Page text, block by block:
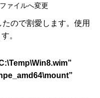
ァイルへ変更
ので割愛します。使用
。